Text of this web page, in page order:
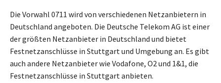
Die Vorwahl 0711 wird von verschiedenen Netzanbietern in
Deutschland angeboten. Die Deutsche Telekom AG ist einer
der größten Netzanbieter in Deutschland und bietet
Festnetzanschlüsse in Stuttgart und Umgebung an. Es gibt
auch andere Netzanbieter wie Vodafone, O2 und 1&1, die
Festnetzanschlüsse in Stuttgart anbieten.